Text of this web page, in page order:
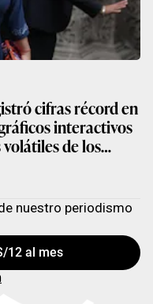
nuestro periodismo
12 al mes
cifras récord en
interactivos
de los